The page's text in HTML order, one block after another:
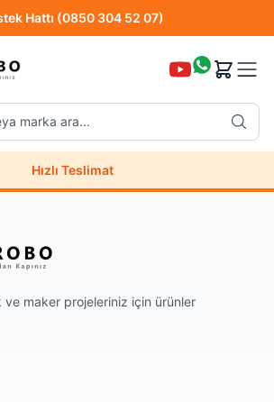
Hattı (0850 304 52 07)
marka ara...
Hattı (0850 304 52 07)
Hızlı Teslimat
ve maker projeleriniz için ürünler